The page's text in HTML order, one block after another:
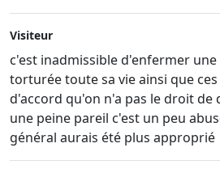
Visiteur
c'est inadmissible d'enfermer
torturée toute sa vie ainsi que
d'accord qu'on n'a pas le droit de
une peine pareil c'est un peu
général aurais été plus approprié